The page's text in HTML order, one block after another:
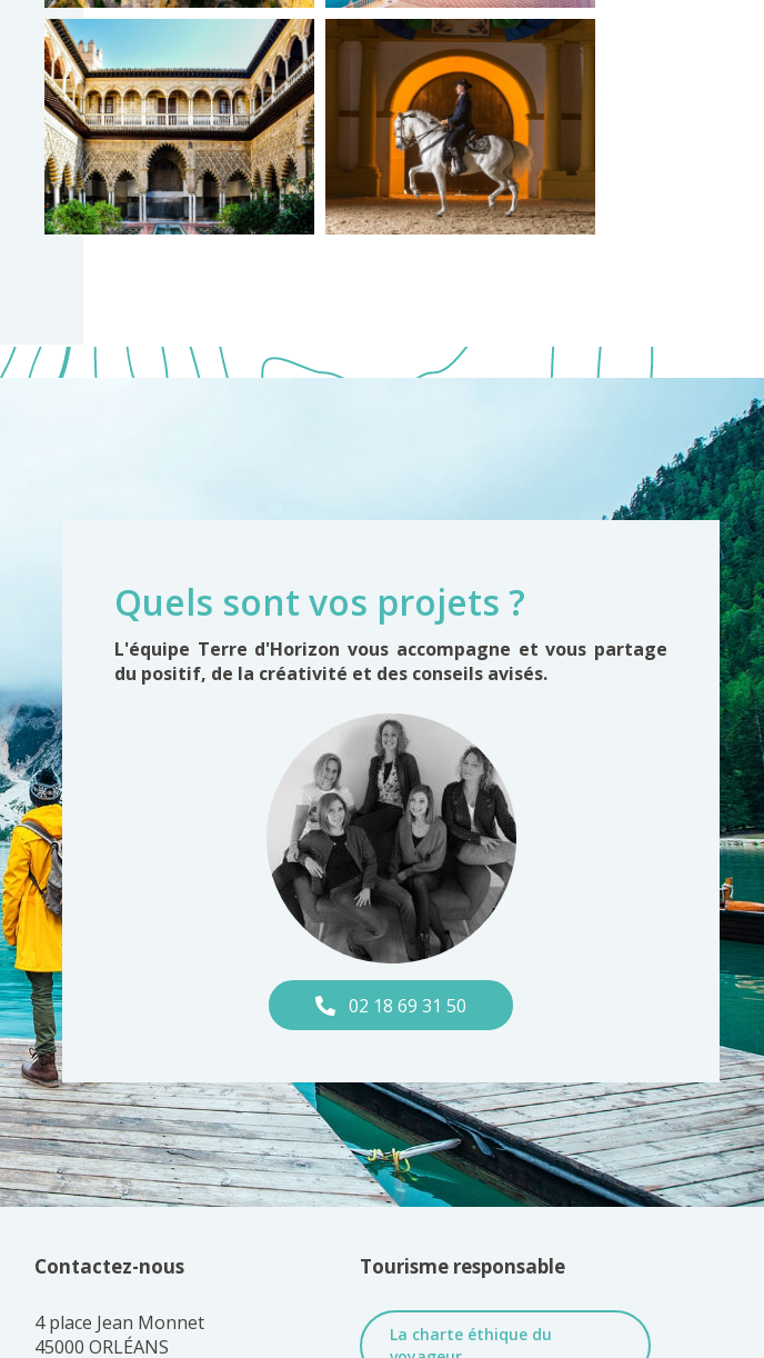
Quels sont vos projets ?
L'équipe Terre d'Horizon vous accompagne et vous partage
du positif, de la créativité et des conseils avisés.
02 18 69 31 50
Contactez-nous
4 place Jean Monnet
45000 ORLÉANS
Tourisme responsable
La charte éthique du